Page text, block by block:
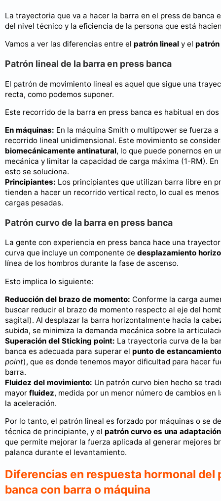
La trayectoria que va a hacer la barra en el press de banca
del nivel técnico y la eficiencia de la persona que está
Vamos a ver las diferencias entre el patrón lineal y el
Patrón lineal de la barra en press banca
El patrón de movimiento lineal es aquel que sigue una
recta, como podemos suponer.
Este recorrido de la barra en press banca es habitual en
En máquinas: En la máquina Smith o multipower se fuerza a
recorrido lineal unidimensional. Este movimiento se
biomecánicamente antinatural, lo que puede ponernos en
mecánica y limitar la capacidad de carga máxima (1-RM).
esto se soluciona.
Principiantes: Los principiantes que utilizan barra libre en
tienden a hacer un recorrido vertical recto, lo cual es
cargas pesadas.
Patrón curvo de la barra en press banca
La gente con experiencia en press banca hace una
curva que incluye un componente de desplazamiento
línea de los hombros durante la fase de ascenso.
Esto implica lo siguiente:
Reducción del brazo de momento: Conforme la carga
buscar reducir el brazo de momento respecto al eje del
sagital). Al desplazar la barra horizontalmente hacia la
subida, se minimiza la demanda mecánica sobre la
Superación del Sticking point: La trayectoria curva de la
banca es adecuada para superar el punto de estancamiento
point), que es donde tenemos mayor dificultad para hacer
barra.
Fluidez del movimiento: Un patrón curvo bien hecho se
mayor fluidez, medida por un menor número de cambios en
la aceleración.
Por lo tanto, el patrón lineal es forzado por máquinas o se
técnica de principiante, y el patrón curvo es una
que permite mejorar la fuerza aplicada al generar mejores
palanca durante el levantamiento.
Diferencias en respuesta hormonal del
banca con barra o máquina